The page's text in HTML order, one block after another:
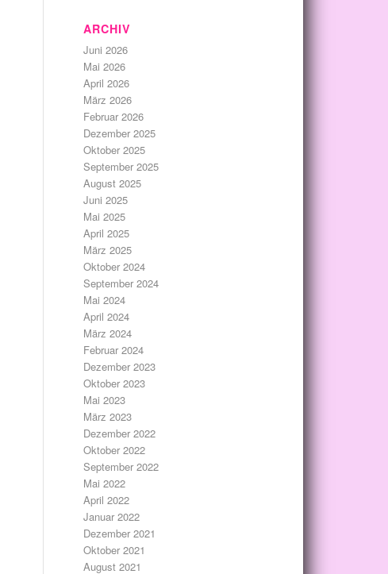
ARCHIV
Juni 2026
Mai 2026
April 2026
März 2026
Februar 2026
Dezember 2025
Oktober 2025
September 2025
August 2025
Juni 2025
Mai 2025
April 2025
März 2025
Oktober 2024
September 2024
Mai 2024
April 2024
März 2024
Februar 2024
Dezember 2023
Oktober 2023
Mai 2023
März 2023
Dezember 2022
Oktober 2022
September 2022
Mai 2022
April 2022
Januar 2022
Dezember 2021
Oktober 2021
August 2021